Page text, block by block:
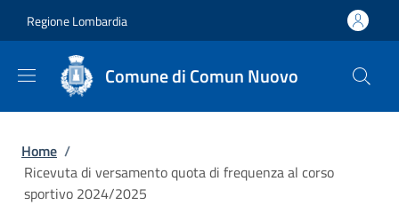
Regione Lombardia
Comune di Comun Nuovo
Briciole di pane
Home /
Ricevuta di versamento quota di frequenza al corso
sportivo 2024/2025